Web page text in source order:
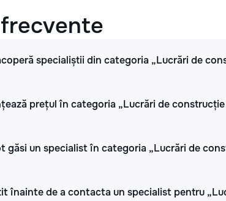
specialiștii din categoria „Lucrări de
prețul în categoria „Lucrări de construcție
găsi un specialist în categoria „Lucrări de
înainte de a contacta un specialist pentru